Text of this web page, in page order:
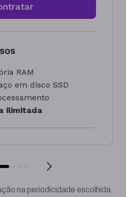
RAM
em disco SSD
ilimitada
na periodicidade escolhida.